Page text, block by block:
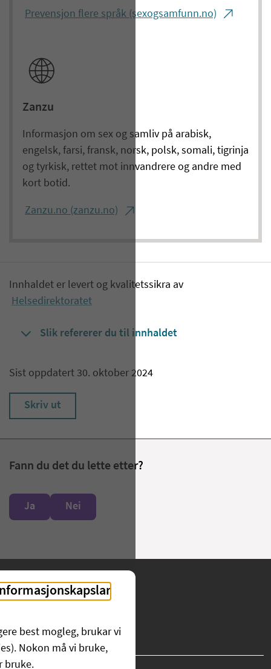
Prevensjon flere språk (sexogsamfunn.no)
Zanzu
Informasjon om sex og samliv på arabisk,
engelsk, farsi, fransk, norsk, polsk, somali, tigrinja
og tyrkisk, rettet mot innvandrere og andre med
kort botid.
Zanzu.no (zanzu.no)
Innhaldet er levert og kvalitetssikra av
Helsedirektoratet
Slik refererer du til innhaldet
Sist oppdatert 30. oktober 2024
Skriv ut
Fann du det du lette etter?
Ja Nei